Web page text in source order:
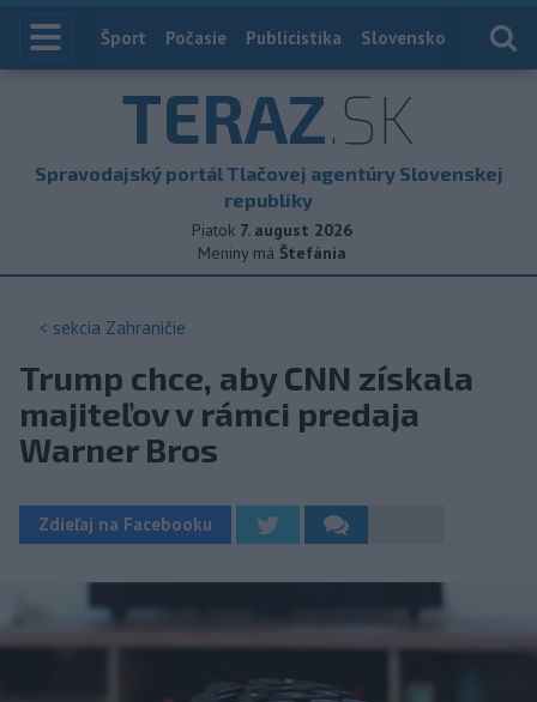
Index
Šport Počasie Publicistika Slovensko
TERAZ.SK
Spravodajský portál Tlačovej agentúry Slovenskej
republiky
Piatok 7. august 2026
Meniny má Štefánia
< sekcia Zahraničie
Trump chce, aby CNN získala
majiteľov v rámci predaja
Warner Bros
Zdieľaj na Facebooku